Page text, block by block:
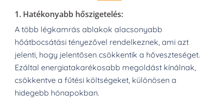
1. Hatékonyabb hőszigetelés:
A több légkamrás ablakok alacsonyabb
hőátbocsátási tényezővel rendelkeznek, ami azt
jelenti, hogy jelentősen csökkentik a hőveszteséget.
Ezáltal energiatakarékosabb megoldást kínálnak,
csökkentve a fűtési költségeket, különösen a
hidegebb hónapokban.